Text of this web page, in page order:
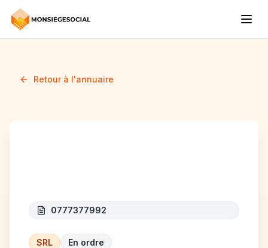
Retour à l'annuaire
0777377992
SRL
En ordre